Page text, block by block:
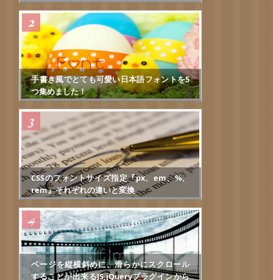
手書き風でとても可愛い日本語フォントを5
つ集めました！
CSSのフォントサイズ指定『px、em、%、
rem』それぞれの違いと変換
ページを縦横斜めに、滑らかにスクロール
することが出来るJS,jQueryプラグインから